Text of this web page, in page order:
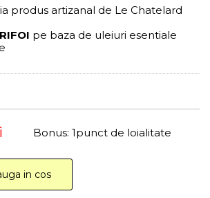
produs artizanal de Le Chatelard
pe baza de uleiuri esentiale
Bonus: 1punct de loialitate
in cos